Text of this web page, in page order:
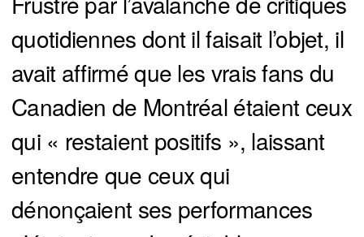
quotidiennes dont il faisait l’objet, il
avait affirmé que les vrais fans du
Canadien de Montréal étaient ceux
qui « restaient positifs », laissant
entendre que ceux qui
dénonçaient ses performances